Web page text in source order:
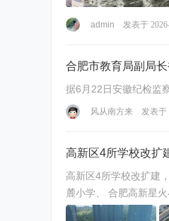
admin 发表于
合肥市教育局副局
据6月22日安徽纪检监
风从南方来 发表于
高新区4所学校改扩
高新区4所学校改扩建
麓小学、 合肥高新星